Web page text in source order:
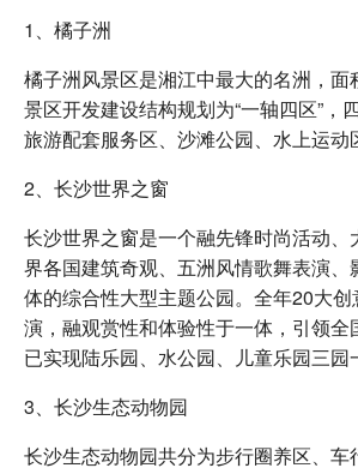
1、橘子洲
橘子洲风景区是湘江中最大的名洲，面
景区开发建设结构规划为“一轴四区”，
旅游配套服务区、沙滩公园、水上运动
2、长沙世界之窗
长沙世界之窗是一个融先锋时尚活动、
界各国建筑奇观、五洲风情歌舞表演、
体的综合性大型主题公园。全年20大
演，融观赏性和体验性于一体，引领全
已实现陆乐园、水公园、儿童乐园三园
3、长沙生态动物园
长沙生态动物园共分为步行圈养区、车